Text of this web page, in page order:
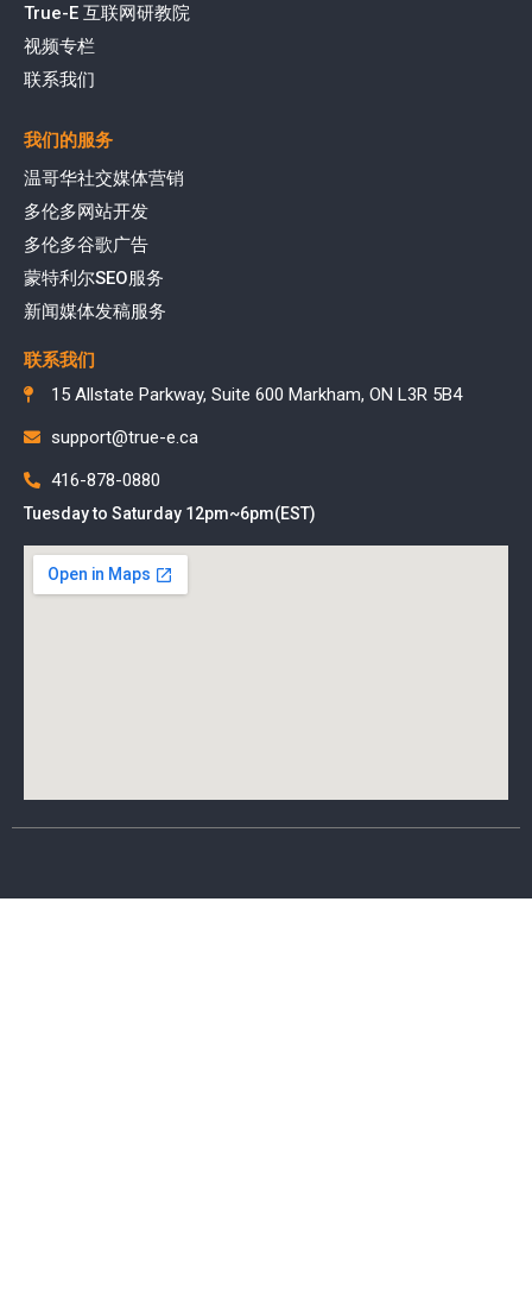
True-E 互联网研教院
视频专栏
联系我们
我们的服务
温哥华社交媒体营销
多伦多网站开发
多伦多谷歌广告
蒙特利尔SEO服务
新闻媒体发稿服务
联系我们
15 Allstate Parkway, Suite 600 Markham, ON L3R 5B4
support@true-e.ca
416-878-0880
Tuesday to Saturday 12pm~6pm(EST)